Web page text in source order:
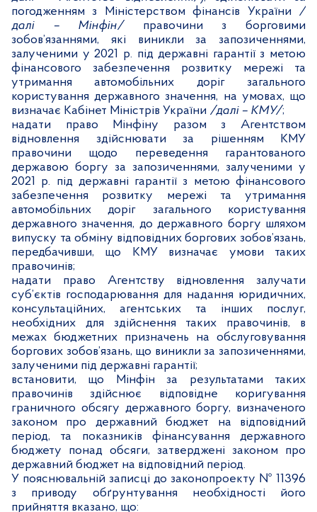
погодженням з Міністерством фінансів України /
далі – Мінфін/правочини з борговими
зобов’язаннями, які виникли за запозиченнями,
залученими у 2021 р. під державні гарантії з метою
фінансового забезпечення розвитку мережі та
утримання автомобільних доріг загального
користування державного значення, на умовах, що
визначає Кабінет Міністрів України /далі – КМУ/;
надати право Мінфіну разом з Агентством
відновлення здійснювати за рішенням КМУ
правочини щодо переведення гарантованого
державою боргу за запозиченнями, залученими у
2021 р. під державні гарантії з метою фінансового
забезпечення розвитку мережі та утримання
автомобільних доріг загального користування
державного значення, до державного боргу шляхом
випуску та обміну відповідних боргових зобов’язань,
передбачивши, що КМУ визначає умови таких
правочинів;
надати право Агентству відновлення залучати
суб’єктів господарювання для надання юридичних,
консультаційних, агентських та інших послуг,
необхідних для здійснення таких правочинів, в
межах бюджетних призначень на обслуговування
боргових зобов’язань, що виникли за запозиченнями,
залученими під державні гарантії;
встановити, що Мінфін за результатами таких
правочинів здійснює відповідне коригування
граничного обсягу державного боргу, визначеного
законом про державний бюджет на відповідний
період, та показників фінансування державного
бюджету понад обсяги, затверджені законом про
державний бюджет на відповідний період.
У пояснювальній записці до законопроекту № 11396
з приводу обґрунтування необхідності його
прийняття вказано, що: